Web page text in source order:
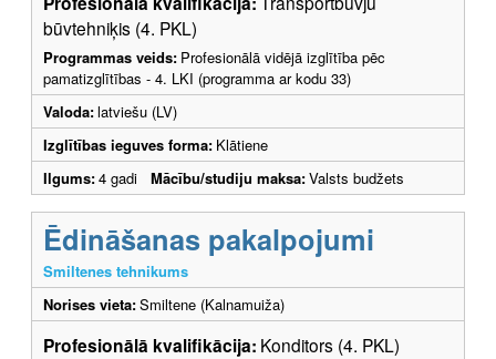
būvtehniķis (4. PKL)
Programmas veids: Profesionālā vidējā izglītība pēc
pamatizglītības - 4. LKI (programma ar kodu 33)
Valoda:latviešu (LV)
Izglītības ieguves forma: Klātiene
Ilgums:4 gadi Mācību/studiju maksa:Valsts budžets
Ēdināšanas pakalpojumi
Smiltenes tehnikums
Norises vieta:Smiltene (Kalnamuiža)
Profesionālā kvalifikācija: Konditors (4. PKL)